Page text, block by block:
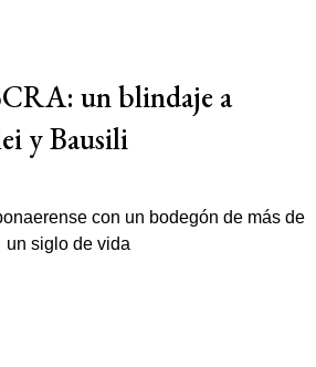
un blindaje a
y Bausili